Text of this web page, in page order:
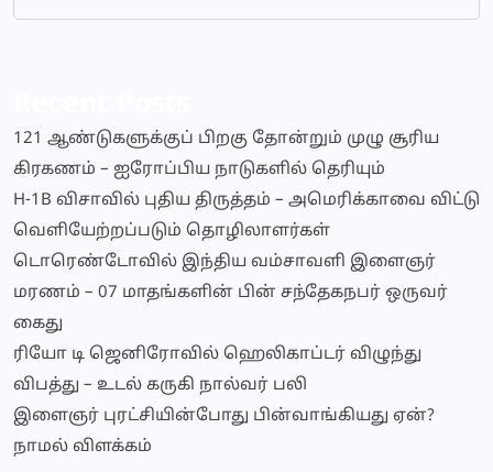
121 ஆண்டுகளுக்குப் பிறகு தோன்றும் முழு சூரிய
கிரகணம் – ஐரோப்பிய நாடுகளில் தெரியும்
H-1B விசாவில் புதிய திருத்தம் – அமெரிக்காவை விட்டு
வெளியேற்றப்படும் தொழிலாளர்கள்
டொரெண்டோவில் இந்திய வம்சாவளி இளைஞர்
மரணம் – 07 மாதங்களின் பின் சந்தேகநபர் ஒருவர்
கைது
ரியோ டி ஜெனிரோவில் ஹெலிகாப்டர் விழுந்து
விபத்து – உடல் கருகி நால்வர் பலி
இளைஞர் புரட்சியின்போது பின்வாங்கியது ஏன்?
நாமல் விளக்கம்